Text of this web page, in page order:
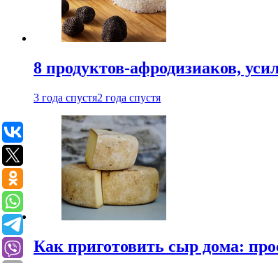
8 продуктов-афродизиаков,
3 года спустя2 года спустя
Как приготовить сыр дома: